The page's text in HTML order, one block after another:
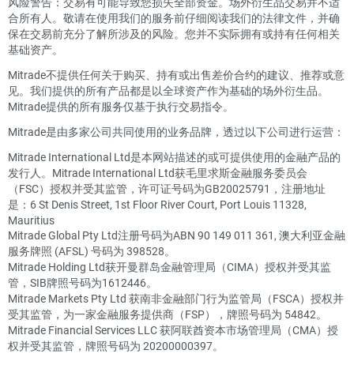
合所有人。敬请在使用我们的服务前仔细阅读我们的法律文件，并确
保在交易前充分了解所涉及的风险。您并不实际拥有或持有任何相关
基础资产。
Mitrade不提供任何关于购买、持有或出售差价合约的建议、推荐或意
见。我们提供的所有产品都是以全球资产作为基础的场外衍生品。
Mitrade提供的所有服务仅基于执行交易指令。
Mitrade是由多家公司共同使用的业务品牌，透过以下公司进行运营：
Mitrade International Ltd是本网站描述的或可提供使用的金融产品的
发行人。Mitrade International Ltd获毛里求斯金融服务委员会
（FSC）授权并受其监管，许可证号码为GB20025791，注册地址
是：6 St Denis Street, 1st Floor River Court, Port Louis 11328,
Mauritius
Mitrade Global Pty Ltd注册号码为ABN 90 149 011 361, 澳大利亚金融
服务牌照 (AFSL) 号码为 398528。
Mitrade Holding Ltd获开曼群岛金融管理局（CIMA）授权并受其监
管，SIB牌照号码为1612446。
Mitrade Markets Pty Ltd 获南非金融部门行为监管局（FSCA）授权并
受其监管，为一家金融服务提供商（FSP），牌照号码为 54842。
Mitrade Financial Services LLC 获阿联酋资本市场管理局（CMA）授
权并受其监管，牌照号码为 20200000397。